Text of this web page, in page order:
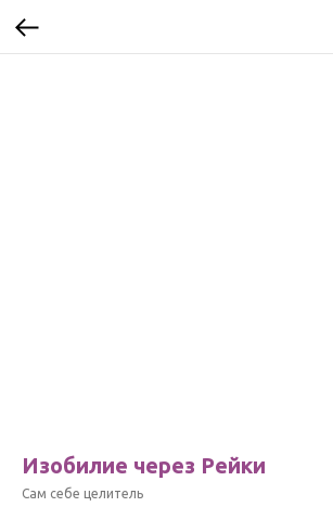
Изобилие через Рейки
Сам себе целитель